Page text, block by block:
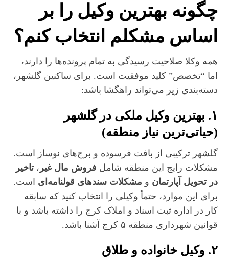
چگونه بهترین وکیل را بر
اساس مشکلم انتخاب کنم؟
همه وکلا صلاحیت رسیدگی به تمام پرونده‌ها را دارند،
اما “تخصص” کلید موفقیت است. برای ساکنین گلشهر،
دسته‌بندی زیر می‌تواند راهگشا باشد:
۱. بهترین وکیل ملکی در گلشهر
(حیاتی‌ترین نیاز منطقه)
گلشهر ترکیبی از بافت فرسوده و برج‌های نوساز است.
مشکلات رایج این منطقه شامل فروش مال غیر ،تاخیر
در تحویل آپارتمان و مشکلات سندهای قولنامه‌ای است.
برای این موارد، حتماً وکیلی را انتخاب کنید که سابقه
کار در اداره ثبت اسناد و املاک کرج را داشته باشد و با
قوانین شهرداری منطقه ۵ کرج آشنا باشد.
۲. وکیل خانواده و طلاق